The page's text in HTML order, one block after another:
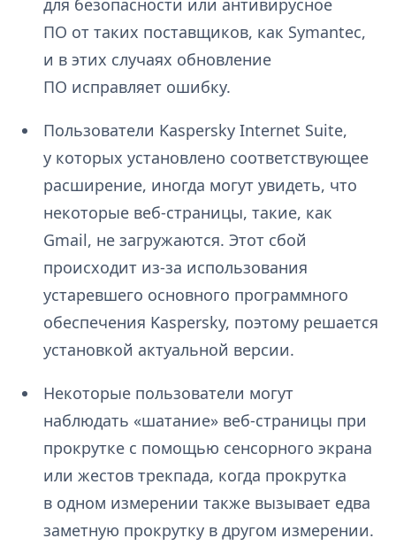
для безопасности или антивирусное
ПО от таких поставщиков, как Symantec,
и в этих случаях обновление
ПО исправляет ошибку.
Пользователи Kaspersky Internet Suite,
у которых установлено соответствующее
расширение, иногда могут увидеть, что
некоторые веб-страницы, такие, как
Gmail, не загружаются. Этот сбой
происходит из-за использования
устаревшего основного программного
обеспечения Kaspersky, поэтому решается
установкой актуальной версии.
Некоторые пользователи могут
наблюдать «шатание» веб-страницы при
прокрутке с помощью сенсорного экрана
или жестов трекпада, когда прокрутка
в одном измерении также вызывает едва
заметную прокрутку в другом измерении.